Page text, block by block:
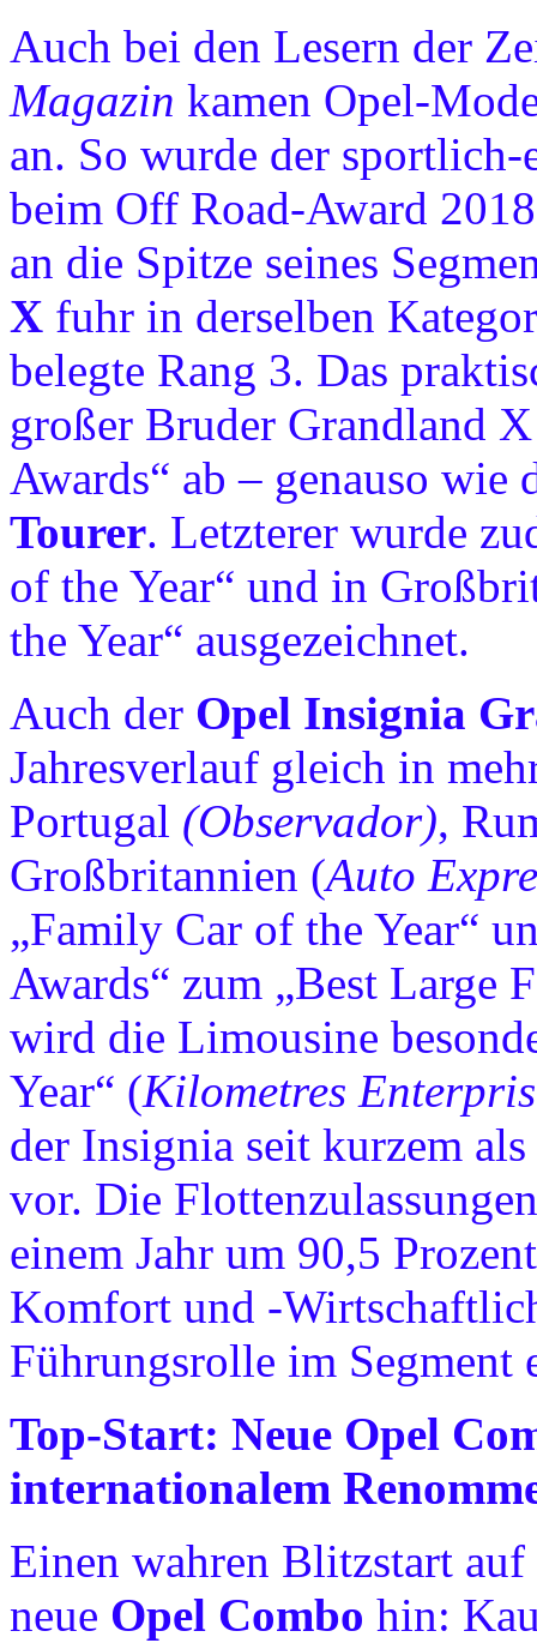
Auch bei den Lesern der
Magazin kamen Opel-
an. So wurde der
beim Off Road-Award
an die Spitze seines
X fuhr in derselben
belegte Rang 3. Das
großer Bruder Grandland
Awards“ ab – genauso wie
Tourer. Letzterer wurde
of the Year“ und in
the Year“ ausgezeichnet.
Auch der Opel Insignia
Jahresverlauf gleich in
Portugal (Observador),
Großbritannien (Auto
„Family Car of the Year“
Awards“ zum „Best Large
wird die Limousine
Year“ (Kilometres
der Insignia seit kurzem
vor. Die
einem Jahr um 90,5
Komfort und -
Führungsrolle im Segment
Top-Start: Neue Opel
internationalem
Einen wahren Blitzstart
neue Opel Combo hin: